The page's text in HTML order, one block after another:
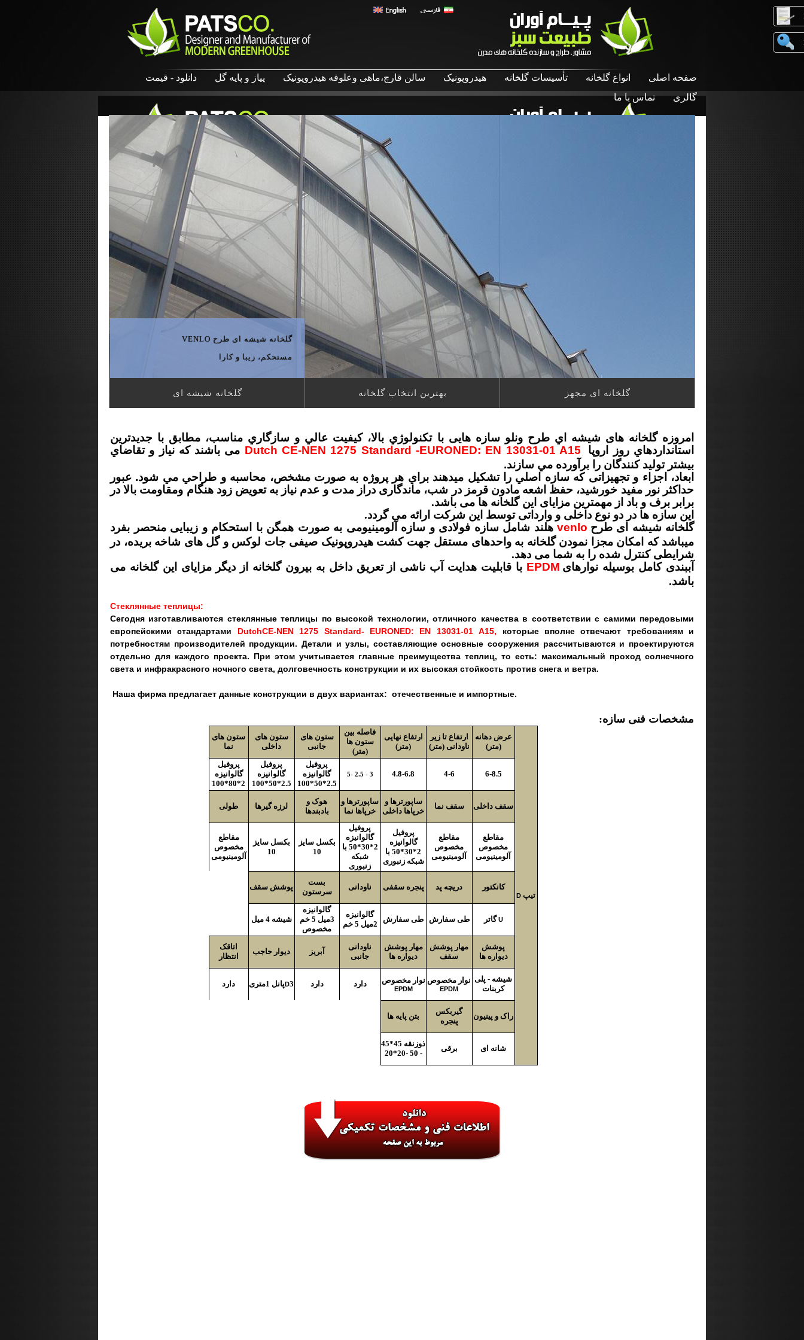
صفحه اصلی انواع گلخانه تأسیسات گلخانه هیدروپونیک سالن قارچ،ماهی وعلوفه هیدروپونیک پیاز و پایه گل
دانلود - قیمت
گالری
تماس با ما
گلخانه شیشه ای
گلخانه شیشه ای طرح VENLO
مستحکم، زیبا و کارا
بهترین انتخاب گلخانه گلخانه ای مجهز
امروزه گلخانه های شيشه اي طرح ونلو سازه هایی با تكنولوژي بالا، كيفيت عالي و سازگاري مناسب، مطابق با جديدترين
استانداردهاي روز اروپا
Dutch CE-NEN 1275 Standard -EURONED: EN 13031-01 A15 می باشند که نياز و تقاضاي
بيشتر تولید کنندگان را برآورده مي سازند.
ابعاد، اجزاء و تجهیزاتی كه سازه اصلي را تشكيل ميدهند براي هر پروژه به صورت مشخص، محاسبه و طراحي مي شود. عبور
حداکثر نور مفید خورشید، حفظ اشعه مادون قرمز در شب، ماندگاری دراز مدت و عدم نیاز به تعویض زود هنگام ومقاومت بالا در
برابر برف و باد از مهمترین مزایای این گلخانه ها می باشد.
این سازه ها در دو نوع داخلی و وارداتی توسط این شرکت ارائه می گردد.
گلخانه شیشه ای طرح venlo هلند شامل سازه فولادی و سازه آلومینیومی به صورت همگن با استحکام و زیبایی منحصر بفرد
میباشد که امکان مجزا نمودن گلخانه به واحدهای مستقل جهت کشت هیدروپونیک صیفی جات لوکس و گل های شاخه بریده، در
شرایطی کنترل شده را به شما می دهد.
آببندی کامل بوسیله نوارهای EPDM با قابلیت هدایت آب ناشی از تعریق داخل به بیرون گلخانه از دیگر مزایای این گلخانه می
باشد.
Стеклянные теплицы:
Сегодня изготавливаются стеклянные теплицы по высокой технологии, отличного качества в соответствии с самими передовыми
европейскими стандартами DutchCE-NEN1275 Standard- EURONED: EN 13031-01A15, которые вполне отвечают требованиям и
потребностям производителей продукции. Детали и узлы, составляющие основные сооружения рассчитываются и проектируются
отдельно для каждого проекта. При этом учитывается главные преимущества теплиц, то есть: максимальный проход солнечного
света и инфракрасного ночного света, долговечность конструкции и их высокая стойкость против снега и ветра.
Наша фирма предлагает данные конструкции в двух вариантах: отечественные и импортные.
:مشخصات فنی سازه
تیپ D
عرض دهانه
(متر)
ارتفاع تا زیر
ناودانی (متر)
ارتفاع نهایی
(متر)
فاصله بین
ستون ها
(متر)
ستون های
جانبی
ستون های
داخلی
ستون های
نما
6-8.5
4-6
4.8-6.8
3 - 2.5 -5
پروفیل
گالوانیزه
2.5*50*100
پروفیل
گالوانیزه
2.5*50*100
پروفیل
گالوانیزه
2*80*100
سقف داخلی سقف نما
ساپورترها و
خرپاها داخلی
ساپورترها و
خرپاها نما
هوک و
بادبندها
لرزه گیرها طولی
مقاطع
مخصوص
آلومینیومی
مقاطع
مخصوص
آلومینیومی
پروفیل
گالوانیزه
2*30*50 با
شبکه زنبوری
پروفیل
گالوانیزه
2*30*50 با
شبکه
زنبوری
بکسل سایز
10
بکسل سایز
10
مقاطع
مخصوص
آلومینیومی
کانکتور دریچه پد پنجره سقفی ناودانی
بست
سرستون
پوشش سقف
Uگاتر طی سفارش طی سفارش
گالوانیزه
2میل 5 خم
گالوانیزه
3میل 5 خم
مخصوص
شیشه 4 میل
پوشش
دیواره ها
مهار پوشش
سقف
مهار پوشش
دیواره ها
ناودانی
جانبی
آبریز دیوار حاجب
اتاقک
انتظار
شیشه - پلی
کربنات
نوار مخصوص
EPDM
نوار مخصوص
EPDM
دارد دارد 3
Dپانل 1متری دارد
راک و پینیون
گیربکس
پنجره
بتن پایه ها
شانه ای برقی
ذوزنقه 45*45
- 50 -20*20